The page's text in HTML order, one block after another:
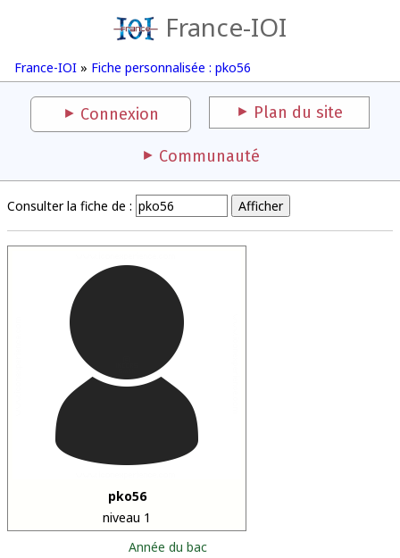
France-IOI
France-IOI » Fiche personnalisée : pko56
Connexion Plan du site
Communauté
Consulter la fiche de :
pko56
niveau 1
Année du bac